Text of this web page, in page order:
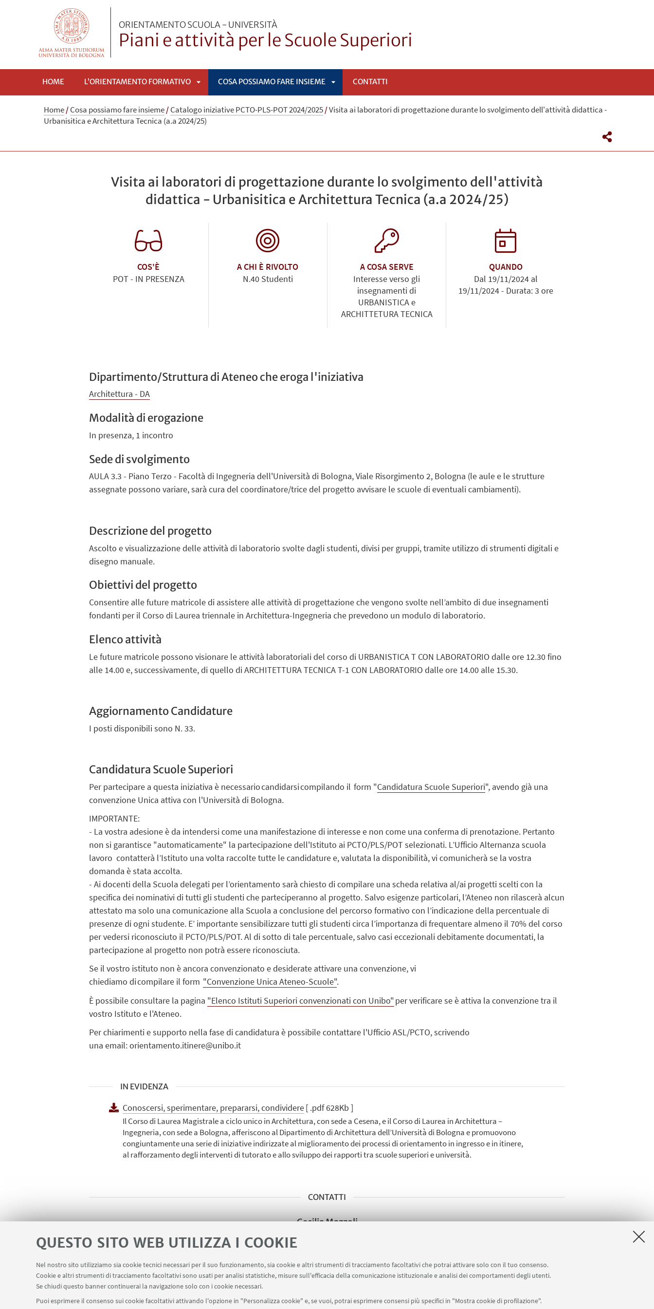
QUESTO SITO WEB UTILIZZA I COOKIE
Nel nostro sito utilizziamo sia cookie tecnici necessari per il suo funzionamento, sia cookie e altri strumenti di tracciamento facoltativi che potrai attivare solo con il tuo consenso.
Cookie e altri strumenti di tracciamento facoltativi sono usati per analisi statistiche, misure sull'efficacia della comunicazione istituzionale e analisi dei comportamenti degli utenti.
Se chiudi questo banner continuerai la navigazione solo con i cookie necessari.
Puoi esprimere il consenso sui cookie facoltativi attivando l'opzione in "Personalizza cookie" e, se vuoi, potrai esprimere consensi più specifici in "Mostra cookie di profilazione".
ORIENTAMENTO SCUOLA - UNIVERSITÀ
Piani e attività per le Scuole Superiori
HOME L’ORIENTAMENTO FORMATIVO
APRI
COSA POSSIAMO FARE INSIEME
APRI
CONTATTI
Home/Cosa possiamo fare insieme/Catalogo iniziative PCTO-PLS-POT 2024/2025/Visita ai laboratori di progettazione durante lo svolgimento dell'attività didattica -
Urbanisitica e Architettura Tecnica (a.a 2024/25)
Visita ai laboratori di progettazione durante lo svolgimento dell'attività
didattica - Urbanisitica e Architettura Tecnica (a.a 2024/25)
COS'È
POT - IN PRESENZA
A CHI È RIVOLTO
N.40 Studenti
A COSA SERVE
Interesse verso gli
insegnamenti di
URBANISTICA e
ARCHITTETURA TECNICA
QUANDO
Dal 19/11/2024 al
19/11/2024 - Durata: 3 ore
Dipartimento/Struttura di Ateneo che eroga l'iniziativa
Architettura - DA
Modalità di erogazione
In presenza, 1 incontro
Sede di svolgimento
AULA 3.3 - Piano Terzo - Facoltà di Ingegneria dell'Università di Bologna, Viale Risorgimento 2, Bologna (le aule e le strutture
assegnate possono variare, sarà cura del coordinatore/trice del progetto avvisare le scuole di eventuali cambiamenti).
Descrizione del progetto
Ascolto e visualizzazione delle attività di laboratorio svolte dagli studenti, divisi per gruppi, tramite utilizzo di strumenti digitali e
disegno manuale.
Obiettivi del progetto
Consentire alle future matricole di assistere alle attività di progettazione che vengono svolte nell’ambito di due insegnamenti
fondanti per il Corso di Laurea triennale in Architettura-Ingegneria che prevedono un modulo di laboratorio.
Elenco attività
Le future matricole possono visionare le attività laboratoriali del corso di URBANISTICA T CON LABORATORIO dalle ore 12.30 fino
alle 14.00 e, successivamente, di quello di ARCHITETTURA TECNICA T-1 CON LABORATORIO dalle ore 14.00 alle 15.30.
Aggiornamento Candidature
I posti disponibili sono N. 33.
Candidatura Scuole Superiori
Per partecipare a questa iniziativa è necessario candidarsi compilando il form "Candidatura Scuole Superiori", avendo già una
convenzione Unica attiva con l'Università di Bologna.
IMPORTANTE:
- La vostra adesione è da intendersi come una manifestazione di interesse e noncome una conferma di prenotazione. Pertanto
non si garantisce "automaticamente" la partecipazione dell'Istituto ai PCTO/PLS/POT selezionati. L’Ufficio Alternanza scuola
lavoro contatterà l’Istituto una volta raccolte tutte le candidature e, valutata la disponibilità, vi comunicherà se la vostra
domanda è stata accolta.
-Ai docenti della Scuola delegati per l’orientamento sarà chiesto di compilare una scheda relativa al/ai progetti scelti con la
specifica dei nominativi di tutti gli studenti che parteciperanno al progetto. Salvo esigenze particolari, l’Ateneo non rilascerà alcun
attestato ma solo una comunicazione alla Scuola a conclusione del percorso formativo con l’indicazione della percentuale di
presenze di ogni studente. E’ importante sensibilizzare tutti gli studenti circa l’importanza di frequentare almeno il 70% del corso
per vedersi riconosciuto il PCTO/PLS/POT. Al di sotto di tale percentuale, salvo casi eccezionali debitamente documentati, la
partecipazione al progetto non potrà essere riconosciuta.
Se il vostro istituto non è ancora convenzionato e desiderate attivare una convenzione, vi
chiediamo di compilare il form "Convenzione Unica Ateneo-Scuole".
È possibile consultare la pagina "Elenco Istituti Superiori convenzionati con Unibo"per verificare se è attiva la convenzione tra il
vostro Istituto e l'Ateneo.
Per chiarimenti e supporto nella fase di candidatura è possibile contattare l'Ufficio ASL/PCTO, scrivendo
unaemail:orientamento.itinere@unibo.it
IN EVIDENZA
Conoscersi, sperimentare, prepararsi, condividere[ .pdf 628Kb ]
Il Corso di Laurea Magistrale a ciclo unico in Architettura, con sede a Cesena, e il Corso di Laurea in Architettura –
Ingegneria, con sede a Bologna, afferiscono al Dipartimento di Architettura dell’Università di Bologna e promuovono
congiuntamente una serie di iniziative indirizzate al miglioramento dei processi di orientamento in ingresso e in itinere,
al rafforzamento degli interventi di tutorato e allo sviluppo dei rapporti tra scuole superiori e università.
CONTATTI
Cecilia Mazzoli